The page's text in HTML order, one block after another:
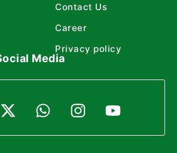
Contact Us
Career
Privacy policy
Media